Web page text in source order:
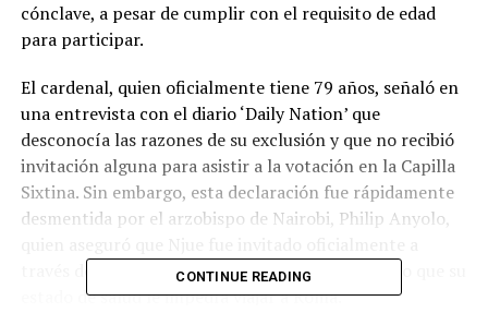
cónclave, a pesar de cumplir con el requisito de edad
para participar.
El cardenal, quien oficialmente tiene 79 años, señaló en
una entrevista con el diario ‘Daily Nation’ que
desconocía las razones de su exclusión y que no recibió
invitación alguna para asistir a la votación en la Capilla
Sixtina. Sin embargo, esta declaración fue rápidamente
desmentida por el arzobispo de Nairobi, Philip Anyolo,
través de la Nunciatura Apostólica en Kenia, pero que su
estado de salud le impedía viajar a Roma.
CONTINUE READING